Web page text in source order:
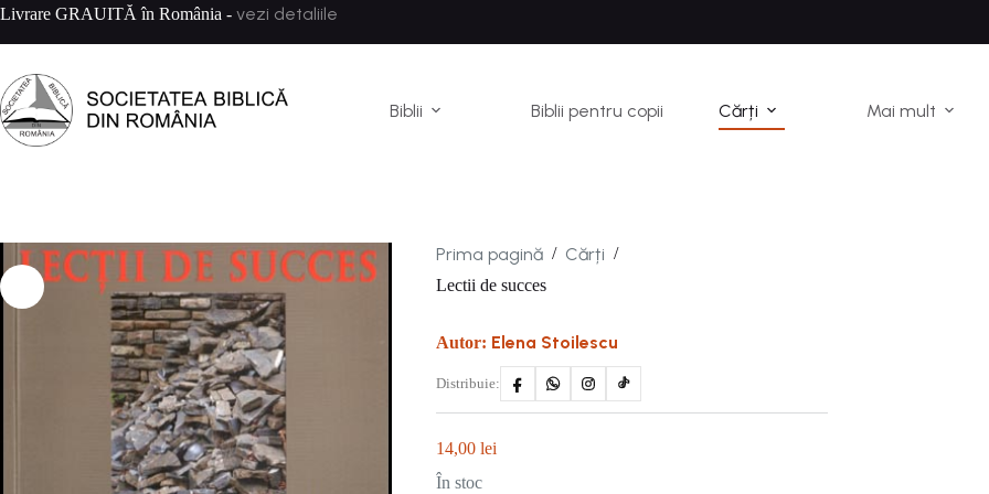
Sari
conținut
Livrare GRAUITĂ în România - vezi detaliile
Biblii Biblii pentru copii Cărți Mai mult
Prima pagină / Cărți /
Lectii de succes
Autor: Elena Stoilescu
Distribuie:
14,00 lei
În stoc